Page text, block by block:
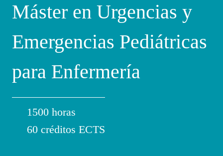
Máster en Urgencias y
Emergencias Pediátricas
para Enfermería
1500 horas
60 créditos ECTS